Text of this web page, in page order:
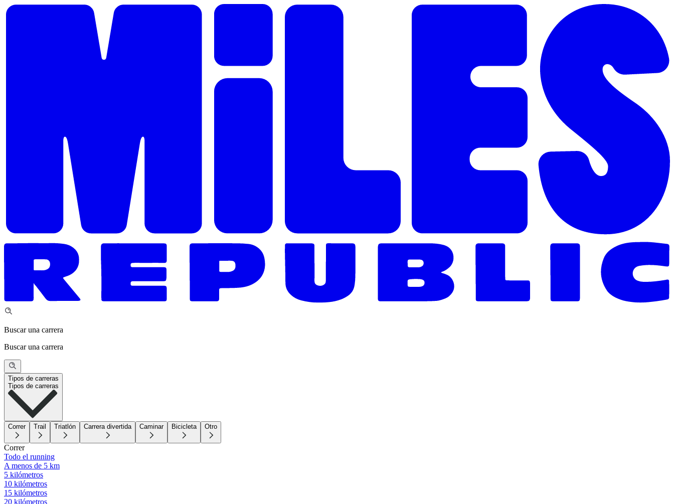
Buscar una carrera
Buscar una carrera
Tipos de carreras
Tipos de carreras
Correr Trail Triatlón Carrera divertida Caminar Bicicleta Otro
Correr
Todo el running
A menos de 5 km
5 kilómetros
10 kilómetros
15 kilómetros
20 kilómetros